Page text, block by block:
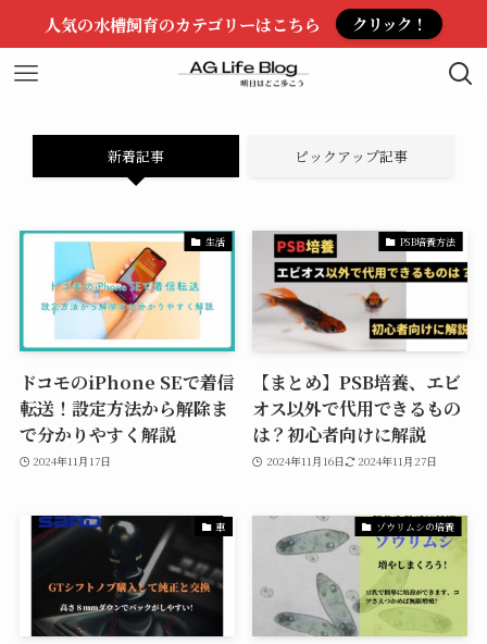
人気の水槽飼育のカテゴリーはこちら クリック！
新着記事 ピックアップ記事
生活
ドコモのiPhone SEで着信
転送！設定方法から解除ま
で分かりやすく解説
2024年11月17日
PSB培養方法
【まとめ】PSB培養、エビ
オス以外で代用できるもの
は？初心者向けに解説
2024年11月16日 2024年11月27日
車 ゾウリムシの培養